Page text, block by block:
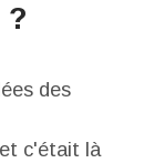
?
des
c'était là